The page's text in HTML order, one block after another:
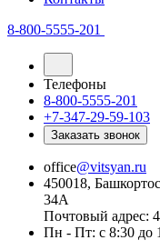
8-800-5555-201
Телефоны
8-800-5555-201
+7-347-29-59-103
Заказать звонок
office@vitsyan.ru
450018,
34А
Почтовый адрес:
Пн - Пт: с 8:30 до